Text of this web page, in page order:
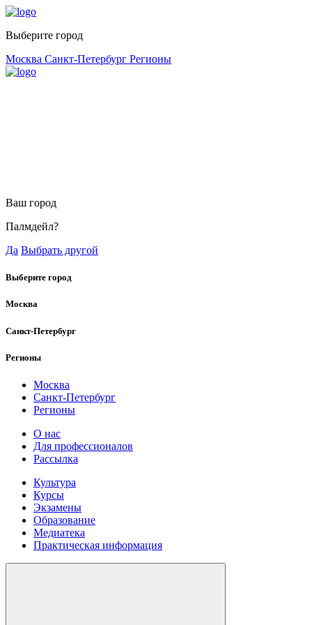
Выберите город
Москва Санкт-Петербург Регионы
Ваш город
Палмдейл?
Да Выбрать другой
Выберите город
Москва
Санкт-Петербург
Регионы
Москва
Санкт-Петербург
Регионы
О нас
Для профессионалов
Рассылка
Культура
Курсы
Экзамены
Образование
Медиатека
Практическая информация